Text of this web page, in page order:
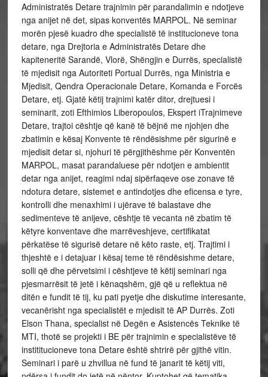
Administratës Detare trajnimin për parandalimin e ndotjeve
nga anijet në det, sipas konventës MARPOL. Në seminar
morën pjesë kuadro dhe specialistë të institucioneve tona
detare, nga Drejtoria e Administratës Detare dhe
kapiteneritë Sarandë, Vlorë, Shëngjin e Durrës, specialistë
të mjedisit nga Autoriteti Portual Durrës, nga Ministria e
Mjedisit, Qendra Operacionale Detare, Komanda e Forcës
Detare, etj. Gjatë këtij trajnimi katër ditor, drejtuesi i
seminarit, zoti Efthimios Liberopoulos, Ekspert iTrajnimeve
Detare, trajtoi cështje që kanë të bëjnë me njohjen dhe
zbatimin e kësaj Konvente të rëndësishme për sigurinë e
mjedisit detar si, njohuri të përgjithëshme për Konventën
MARPOL, masat parandaluese për ndotjen e ambientit
detar nga anijet, reagimi ndaj sipërfaqeve ose zonave të
ndotura detare, sistemet e antindotjes dhe eficensa e tyre,
kontrolli dhe menaxhimi i ujërave të balastave dhe
sedimenteve të anijeve, cështje të vecanta në zbatim të
këtyre konventave dhe marrëveshjeve, certifikatat
përkatëse të sigurisë detare në këto raste, etj. Trajtimi i
thjeshtë e i detajuar i kësaj teme të rëndësishme detare,
solli që dhe përvetsimi i cështjeve të këtij seminari nga
pjesmarrësit të jetë i kënaqshëm, gjë që u reflektua në
ditën e fundit të tij, ku pati pyetje dhe diskutime interesante,
vecanërisht nga specialistët e mjedisit të AP Durrës. Zoti
Elson Thana, specialist në Degën e Asistencës Teknike të
MTI, thotë se projekti i BE për trajnimin e specialistëve të
instititucioneve tona Detare është shtrirë për gjithë vitin.
Seminari i parë u zhvillua në fund të janarit të këtij viti,